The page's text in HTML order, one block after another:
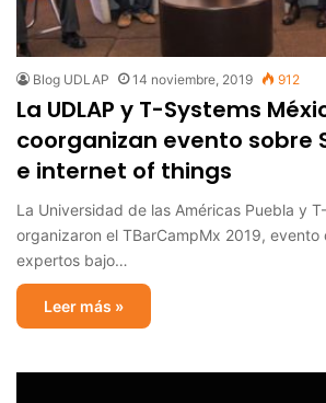
Blog UDLAP 14 noviembre, 2019 912
La UDLAP y T-Systems
coorganizan evento sobre
e internet of things
La Universidad de las Américas Puebla y
organizaron el TBarCampMx 2019, evento
expertos bajo…
Leer más »